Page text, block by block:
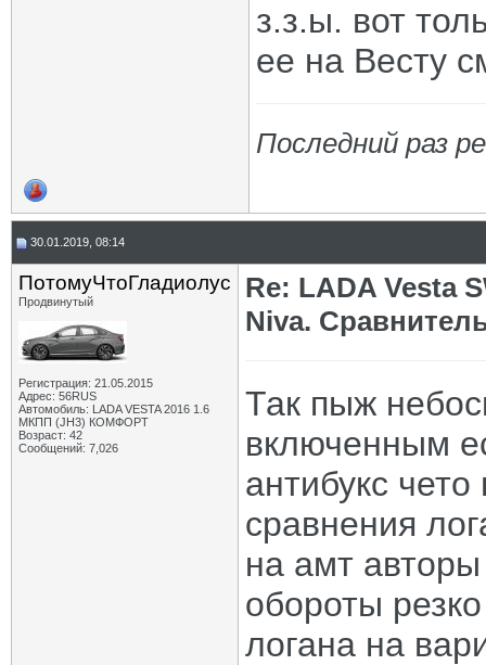
з.з.ы. вот
ее на Весту
Последний раз
30.01.2019, 08:14
ПотомуЧтоГладиолус
Продвинутый
Регистрация: 21.05.2015
Адрес: 56RUS
Автомобиль: LADA VESTA 2016 1.6
МКПП (JH3) КОМФОРТ
Возраст: 42
Сообщений: 7,026
Re: LADA Vesta
Niva.
Так пыж
включенным
антибукс
сравнения
на амт
обороты
логана на